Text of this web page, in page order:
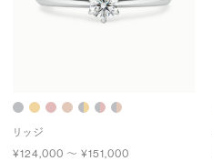
リッジ
¥124,000 〜 ¥151,000